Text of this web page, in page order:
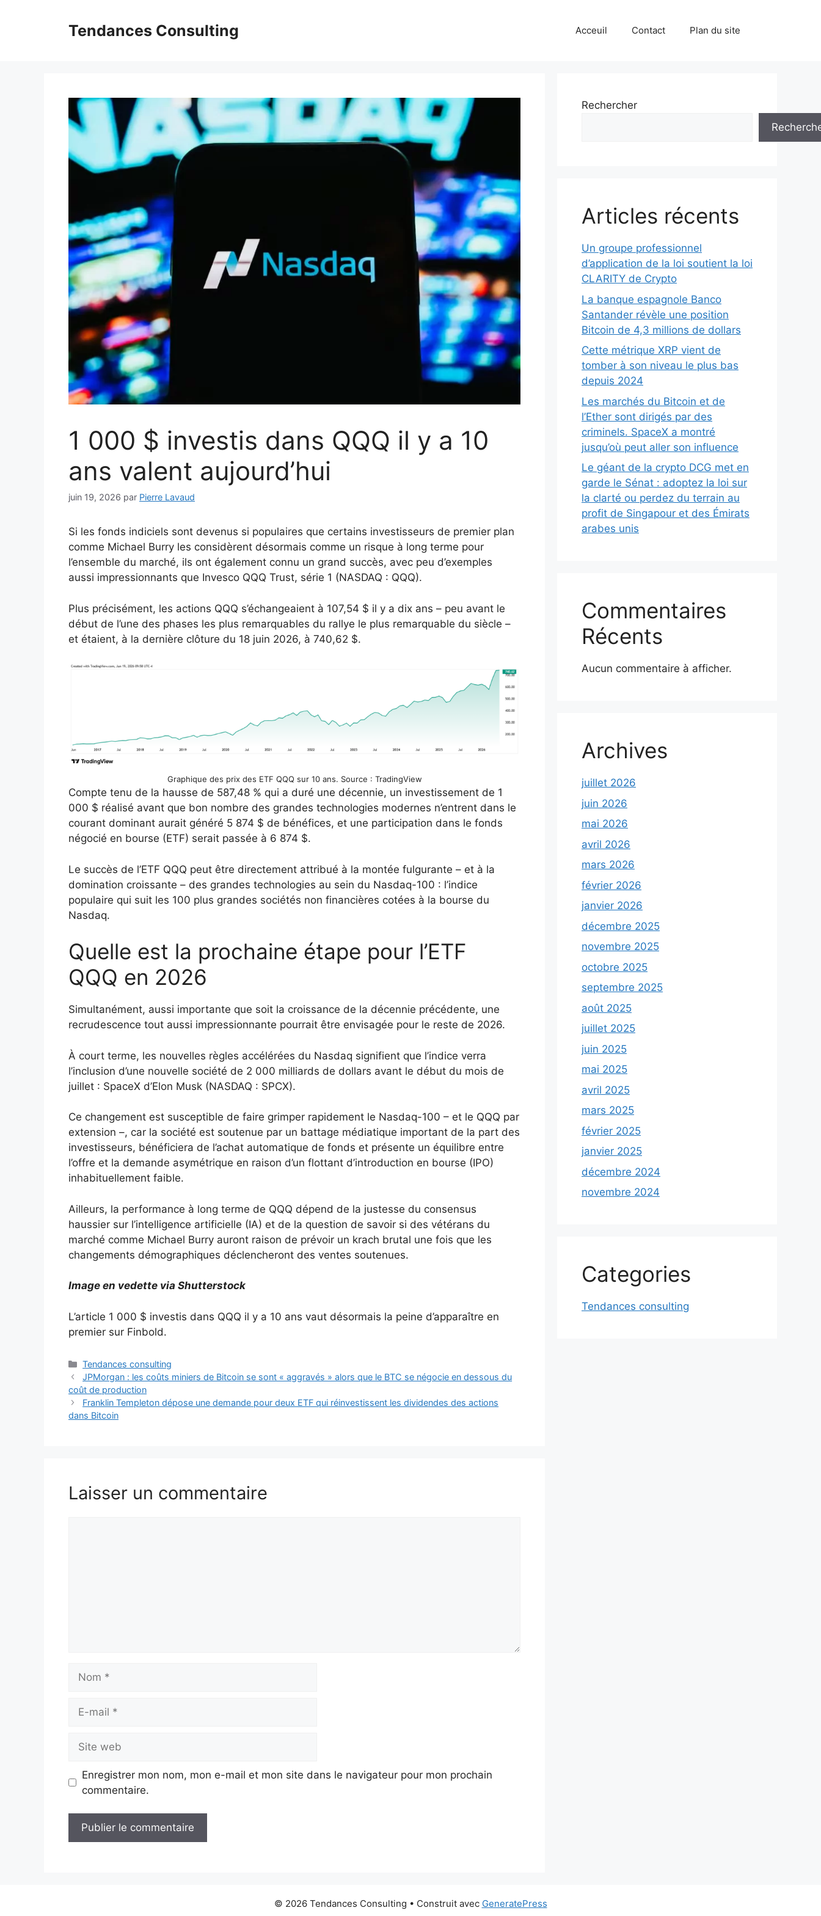
Tendances Consulting Acceuil Contact Plan du site
1 000 $ investis dans QQQ il y a 10
ans valent aujourd’hui
juin 19, 2026 par Pierre Lavaud
Si les fonds indiciels sont devenus si populaires que certains investisseurs de premier plan
comme Michael Burry les considèrent désormais comme un risque à long terme pour
l’ensemble du marché, ils ont également connu un grand succès, avec peu d’exemples
aussi impressionnants que Invesco QQQ Trust, série 1 (NASDAQ : QQQ).
Plus précisément, les actions QQQ s’échangeaient à 107,54 $ il y a dix ans – peu avant le
début de l’une des phases les plus remarquables du rallye le plus remarquable du siècle –
et étaient, à la dernière clôture du 18 juin 2026, à 740,62 $.
Graphique des prix des ETF QQQ sur 10 ans. Source : TradingView
Compte tenu de la hausse de 587,48 % qui a duré une décennie, un investissement de 1
000 $ réalisé avant que bon nombre des grandes technologies modernes n’entrent dans le
courant dominant aurait généré 5 874 $ de bénéfices, et une participation dans le fonds
négocié en bourse (ETF) serait passée à 6 874 $.
Le succès de l’ETF QQQ peut être directement attribué à la montée fulgurante – et à la
domination croissante – des grandes technologies au sein du Nasdaq-100 : l’indice
populaire qui suit les 100 plus grandes sociétés non financières cotées à la bourse du
Nasdaq.
Quelle est la prochaine étape pour l’ETF
QQQ en 2026
Simultanément, aussi importante que soit la croissance de la décennie précédente, une
recrudescence tout aussi impressionnante pourrait être envisagée pour le reste de 2026.
À court terme, les nouvelles règles accélérées du Nasdaq signifient que l’indice verra
l’inclusion d’une nouvelle société de 2 000 milliards de dollars avant le début du mois de
juillet : SpaceX d’Elon Musk (NASDAQ : SPCX).
Ce changement est susceptible de faire grimper rapidement le Nasdaq-100 – et le QQQ par
extension –, car la société est soutenue par un battage médiatique important de la part des
investisseurs, bénéficiera de l’achat automatique de fonds et présente un équilibre entre
l’offre et la demande asymétrique en raison d’un flottant d’introduction en bourse (IPO)
inhabituellement faible.
Ailleurs, la performance à long terme de QQQ dépend de la justesse du consensus
haussier sur l’intelligence artificielle (IA) et de la question de savoir si des vétérans du
marché comme Michael Burry auront raison de prévoir un krach brutal une fois que les
changements démographiques déclencheront des ventes soutenues.
Image en vedette via Shutterstock
L’article 1 000 $ investis dans QQQ il y a 10 ans vaut désormais la peine d’apparaître en
premier sur Finbold.
Catégories
Tendances consulting
JPMorgan : les coûts miniers de Bitcoin se sont « aggravés » alors que le BTC se négocie en dessous du
coût de production
Franklin Templeton dépose une demande pour deux ETF qui réinvestissent les dividendes des actions
dans Bitcoin
Laisser un commentaire
mail
web
Enregistrer mon nom, mon e-mail et mon site dans le navigateur pour mon prochain
commentaire.
Rechercher
Articles récents
Un groupe professionnel
d’application de la loi soutient la loi
CLARITY de Crypto
La banque espagnole Banco
Santander révèle une position
Bitcoin de 4,3 millions de dollars
Cette métrique XRP vient de
tomber à son niveau le plus bas
depuis 2024
Les marchés du Bitcoin et de
l’Ether sont dirigés par des
criminels. SpaceX a montré
jusqu’où peut aller son influence
Le géant de la crypto DCG met en
garde le Sénat : adoptez la loi sur
la clarté ou perdez du terrain au
profit de Singapour et des Émirats
arabes unis
Commentaires
Récents
Aucun commentaire à afficher.
Archives
juillet 2026
juin 2026
mai 2026
avril 2026
mars 2026
février 2026
janvier 2026
décembre 2025
novembre 2025
octobre 2025
septembre 2025
août 2025
juillet 2025
juin 2025
mai 2025
avril 2025
mars 2025
février 2025
janvier 2025
décembre 2024
novembre 2024
Categories
Tendances consulting
© 2026 Tendances Consulting • Construit avec GeneratePress